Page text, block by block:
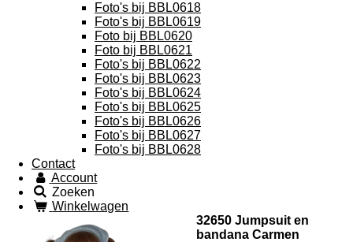
Foto's bij BBL0618
Foto's bij BBL0619
Foto bij BBL0620
Foto bij BBL0621
Foto's bij BBL0622
Foto's bij BBL0623
Foto's bij BBL0624
Foto's bij BBL0625
Foto's bij BBL0626
Foto's bij BBL0627
Foto's bij BBL0628
Contact
Account
Zoeken
Winkelwagen
32650 Jumpsuit en
bandana Carmen